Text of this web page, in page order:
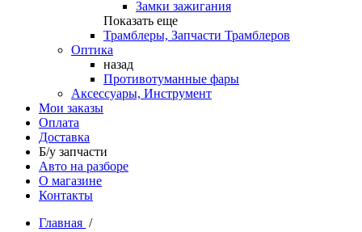
Замки зажигания
Показать еще
Трамблеры, Запчасти Трамблеров
Оптика
назад
Противотуманные фары
Аксессуары, Инструмент
Мои заказы
Оплата
Доставка
Б/у запчасти
Авто на разборе
О магазине
Контакты
Главная /